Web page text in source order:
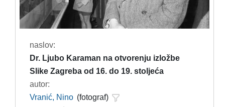
naslov:
Dr. Ljubo Karaman na otvorenju izložbe
Slike Zagreba od 16. do 19. stoljeća
autor:
Vranić, Nino (fotograf)